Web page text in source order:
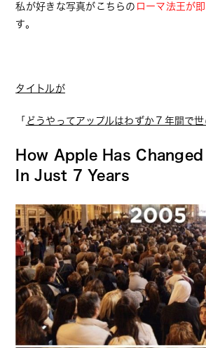
私が好きな写真がこちらの ローマ法王が
す。
タイトルが
「 どうやってアップルはわずか７年間で
How Apple Has
In Just 7 Years